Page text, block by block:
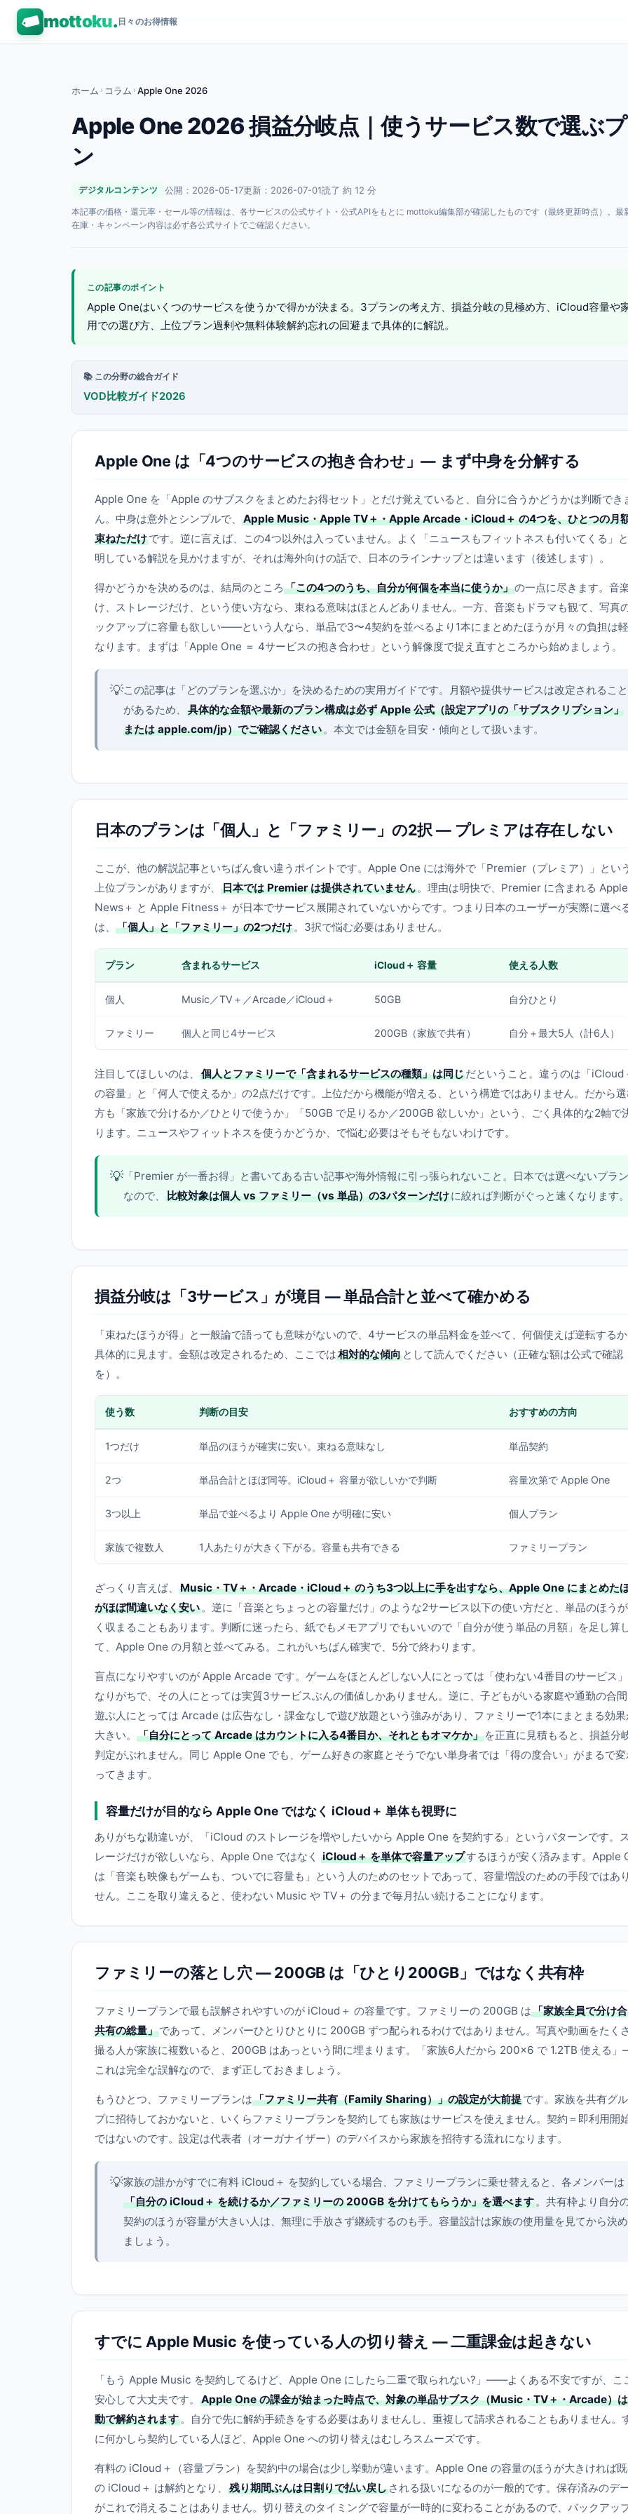
mottoku.日々のお得情報
ホーム › コラム › Apple One 2026
Apple One 2026 損益分岐点｜使うサービス数で選ぶ
ン
デジタルコンテンツ 公開：2026-05-17更新：2026-07-01読了 約 12 分
本記事の価格・還元率・セール等の情報は、各サービスの公式サイト・公式APIをもとに mottoku編集部が確認したものです（最終更新時点）。最
在庫・キャンペーン内容は必ず各公式サイトでご確認ください。
この記事のポイント
Apple Oneはいくつのサービスを使うかで得かが決まる。3プランの考え方、損益分岐の見極め方、iCloud容量や
用での選び方、上位プラン過剰や無料体験解約忘れの回避まで具体的に解説。
📚 この分野の総合ガイド
VOD比較ガイド2026
Apple One は「4つのサービスの抱き合わせ」— まず中身を分解する
Apple One を「Apple のサブスクをまとめたお得セット」とだけ覚えていると、自分に合うかどうかは判断でき
ん。中身は意外とシンプルで、
Apple Music・Apple TV＋・Apple Arcade・iCloud＋ の4つを、ひとつの月
束ねただけです。逆に言えば、この4つ以外は入っていません。よく「ニュースもフィットネスも付いてくる」
明している解説を見かけますが、それは海外向けの話で、日本のラインナップとは違います（後述します）。
得かどうかを決めるのは、結局のところ 「この4つのうち、自分が何個を本当に使うか」の一点に尽きます。音
け、ストレージだけ、という使い方なら、束ねる意味はほとんどありません。一方、音楽もドラマも観て、写真
ックアップに容量も欲しい——という人なら、単品で3〜4契約を並べるより1本にまとめたほうが月々の負担は
なります。まずは「Apple One ＝ 4サービスの抱き合わせ」という解像度で捉え直すところから始めましょう。
💡この記事は「どのプランを選ぶか」を決めるための実用ガイドです。月額や提供サービスは改定されること
があるため、
具体的な金額や最新のプラン構成は必ず Apple 公式（設定アプリの「サブスクリプション」
または apple.com/jp）でご確認ください。本文では金額を目安・傾向として扱います。
日本のプランは「個人」と「ファミリー」の2択 — プレミアは存在しない
ここが、他の解説記事といちばん食い違うポイントです。Apple One には海外で「Premier（プレミア）」とい
上位プランがありますが、
日本では Premier は提供されていません。理由は明快で、Premier に含まれる Apple
News＋ と Apple Fitness＋ が日本でサービス展開されていないからです。つまり日本のユーザーが実際に選べ
は、
「個人」と「ファミリー」の2つだけ。3択で悩む必要はありません。
プラン 含まれるサービス iCloud＋ 容量 使える人数
個人 Music／TV＋／Arcade／iCloud＋ 50GB 自分ひとり
ファミリー 個人と同じ4サービス 200GB（家族で共有） 自分＋最大5人（計6人）
注目してほしいのは、 個人とファミリーで「含まれるサービスの種類」は同じだということ。違うのは「iCloud
の容量」と「何人で使えるか」の2点だけです。上位だから機能が増える、という構造ではありません。だから
方も「家族で分けるか／ひとりで使うか」「50GB で足りるか／200GB 欲しいか」という、ごく具体的な2軸で
ります。ニュースやフィットネスを使うかどうか、で悩む必要はそもそもないわけです。
💡「Premier が一番お得」と書いてある古い記事や海外情報に引っ張られないこと。日本では選べないプラン
なので、
比較対象は個人 vs ファミリー（vs 単品）の3パターンだけに絞れば判断がぐっと速くなります
損益分岐は「3サービス」が境目 — 単品合計と並べて確かめる
「束ねたほうが得」と一般論で語っても意味がないので、4サービスの単品料金を並べて、何個使えば逆転する
具体的に見ます。金額は改定されるため、ここでは相対的な傾向 として読んでください（正確な額は公式で確認
を）。
使う数 判断の目安 おすすめの方向
1つだけ 単品のほうが確実に安い。束ねる意味なし 単品契約
2つ 単品合計とほぼ同等。iCloud＋ 容量が欲しいかで判断 容量次第で Apple One
3つ以上 単品で並べるより Apple One が明確に安い 個人プラン
家族で複数人 1人あたりが大きく下がる。容量も共有できる ファミリープラン
ざっくり言えば、
Music・TV＋・Arcade・iCloud＋ のうち3つ以上に手を出すなら、Apple One にまとめた
がほぼ間違いなく安い。逆に「音楽とちょっとの容量だけ」のような2サービス以下の使い方だと、単品のほう
く収まることもあります。判断に迷ったら、紙でもメモアプリでもいいので「自分が使う単品の月額」を足し算
て、Apple One の月額と並べてみる。これがいちばん確実で、5分で終わります。
盲点になりやすいのが Apple Arcade です。ゲームをほとんどしない人にとっては「使わない4番目のサービス
なりがちで、その人にとっては実質3サービスぶんの価値しかありません。逆に、子どもがいる家庭や通勤の合
遊ぶ人にとっては Arcade は広告なし・課金なしで遊び放題という強みがあり、ファミリーで1本にまとまる効
大きい。
「自分にとって Arcade はカウントに入る4番目か、それともオマケか」 を正直に見積もると、損益分
判定がぶれません。同じ Apple One でも、ゲーム好きの家庭とそうでない単身者では「得の度合い」がまるで
ってきます。
容量だけが目的なら Apple One ではなく iCloud＋ 単体も視野に
ありがちな勘違いが、「iCloud のストレージを増やしたいから Apple One を契約する」というパターンです。
レージだけが欲しいなら、Apple One ではなく iCloud＋ を単体で容量アップするほうが安く済みます。Apple
は「音楽も映像もゲームも、ついでに容量も」という人のためのセットであって、容量増設のための手段ではあ
せん。ここを取り違えると、使わない Music や TV＋ の分まで毎月払い続けることになります。
ファミリーの落とし穴 — 200GB は「ひとり200GB」ではなく共有枠
ファミリープランで最も誤解されやすいのが iCloud＋ の容量です。ファミリーの 200GB は「家族全員で分け
共有の総量」であって、メンバーひとりひとりに 200GB ずつ配られるわけではありません。写真や動画をたく
撮る人が家族に複数いると、200GB はあっという間に埋まります。「家族6人だから 200×6 で 1.2TB 使える
これは完全な誤解なので、まず正しておきましょう。
もうひとつ、ファミリープランは「ファミリー共有（Family Sharing）」の設定が大前提です。家族を共有グ
プに招待しておかないと、いくらファミリープランを契約しても家族はサービスを使えません。契約＝即利用開
ではないのです。設定は代表者（オーガナイザー）のデバイスから家族を招待する流れになります。
💡家族の誰かがすでに有料 iCloud＋ を契約している場合、ファミリープランに乗せ替えると、各メンバーは
「自分の iCloud＋ を続けるか／ファミリーの 200GB を分けてもらうか」を選べます。共有枠より自分
契約のほうが容量が大きい人は、無理に手放さず継続するのも手。容量設計は家族の使用量を見てから決め
ましょう。
すでに Apple Music を使っている人の切り替え — 二重課金は起きない
「もう Apple Music を契約してるけど、Apple One にしたら二重で取られない?」——よくある不安ですが、こ
安心して大丈夫です。
Apple One の課金が始まった時点で、対象の単品サブスク（Music・TV＋・Arcade）
動で解約されます。自分で先に解約手続きをする必要はありませんし、重複して請求されることもありません。
に何かしら契約している人ほど、Apple One への切り替えはむしろスムーズです。
有料の iCloud＋（容量プラン）を契約中の場合は少し挙動が違います。Apple One の容量のほうが大きければ
の iCloud＋ は解約となり、
残り期間ぶんは日割りで払い戻し される扱いになるのが一般的です。保存済みのデ
がこれで消えることはありません。切り替えのタイミングで容量が一時的に変わることがあるので、バックアッ